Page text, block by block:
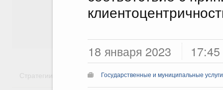
18 января 2023 17:45
Государственные и муниципальные услуги
Культура
Государство
Стратегии Государственные программы